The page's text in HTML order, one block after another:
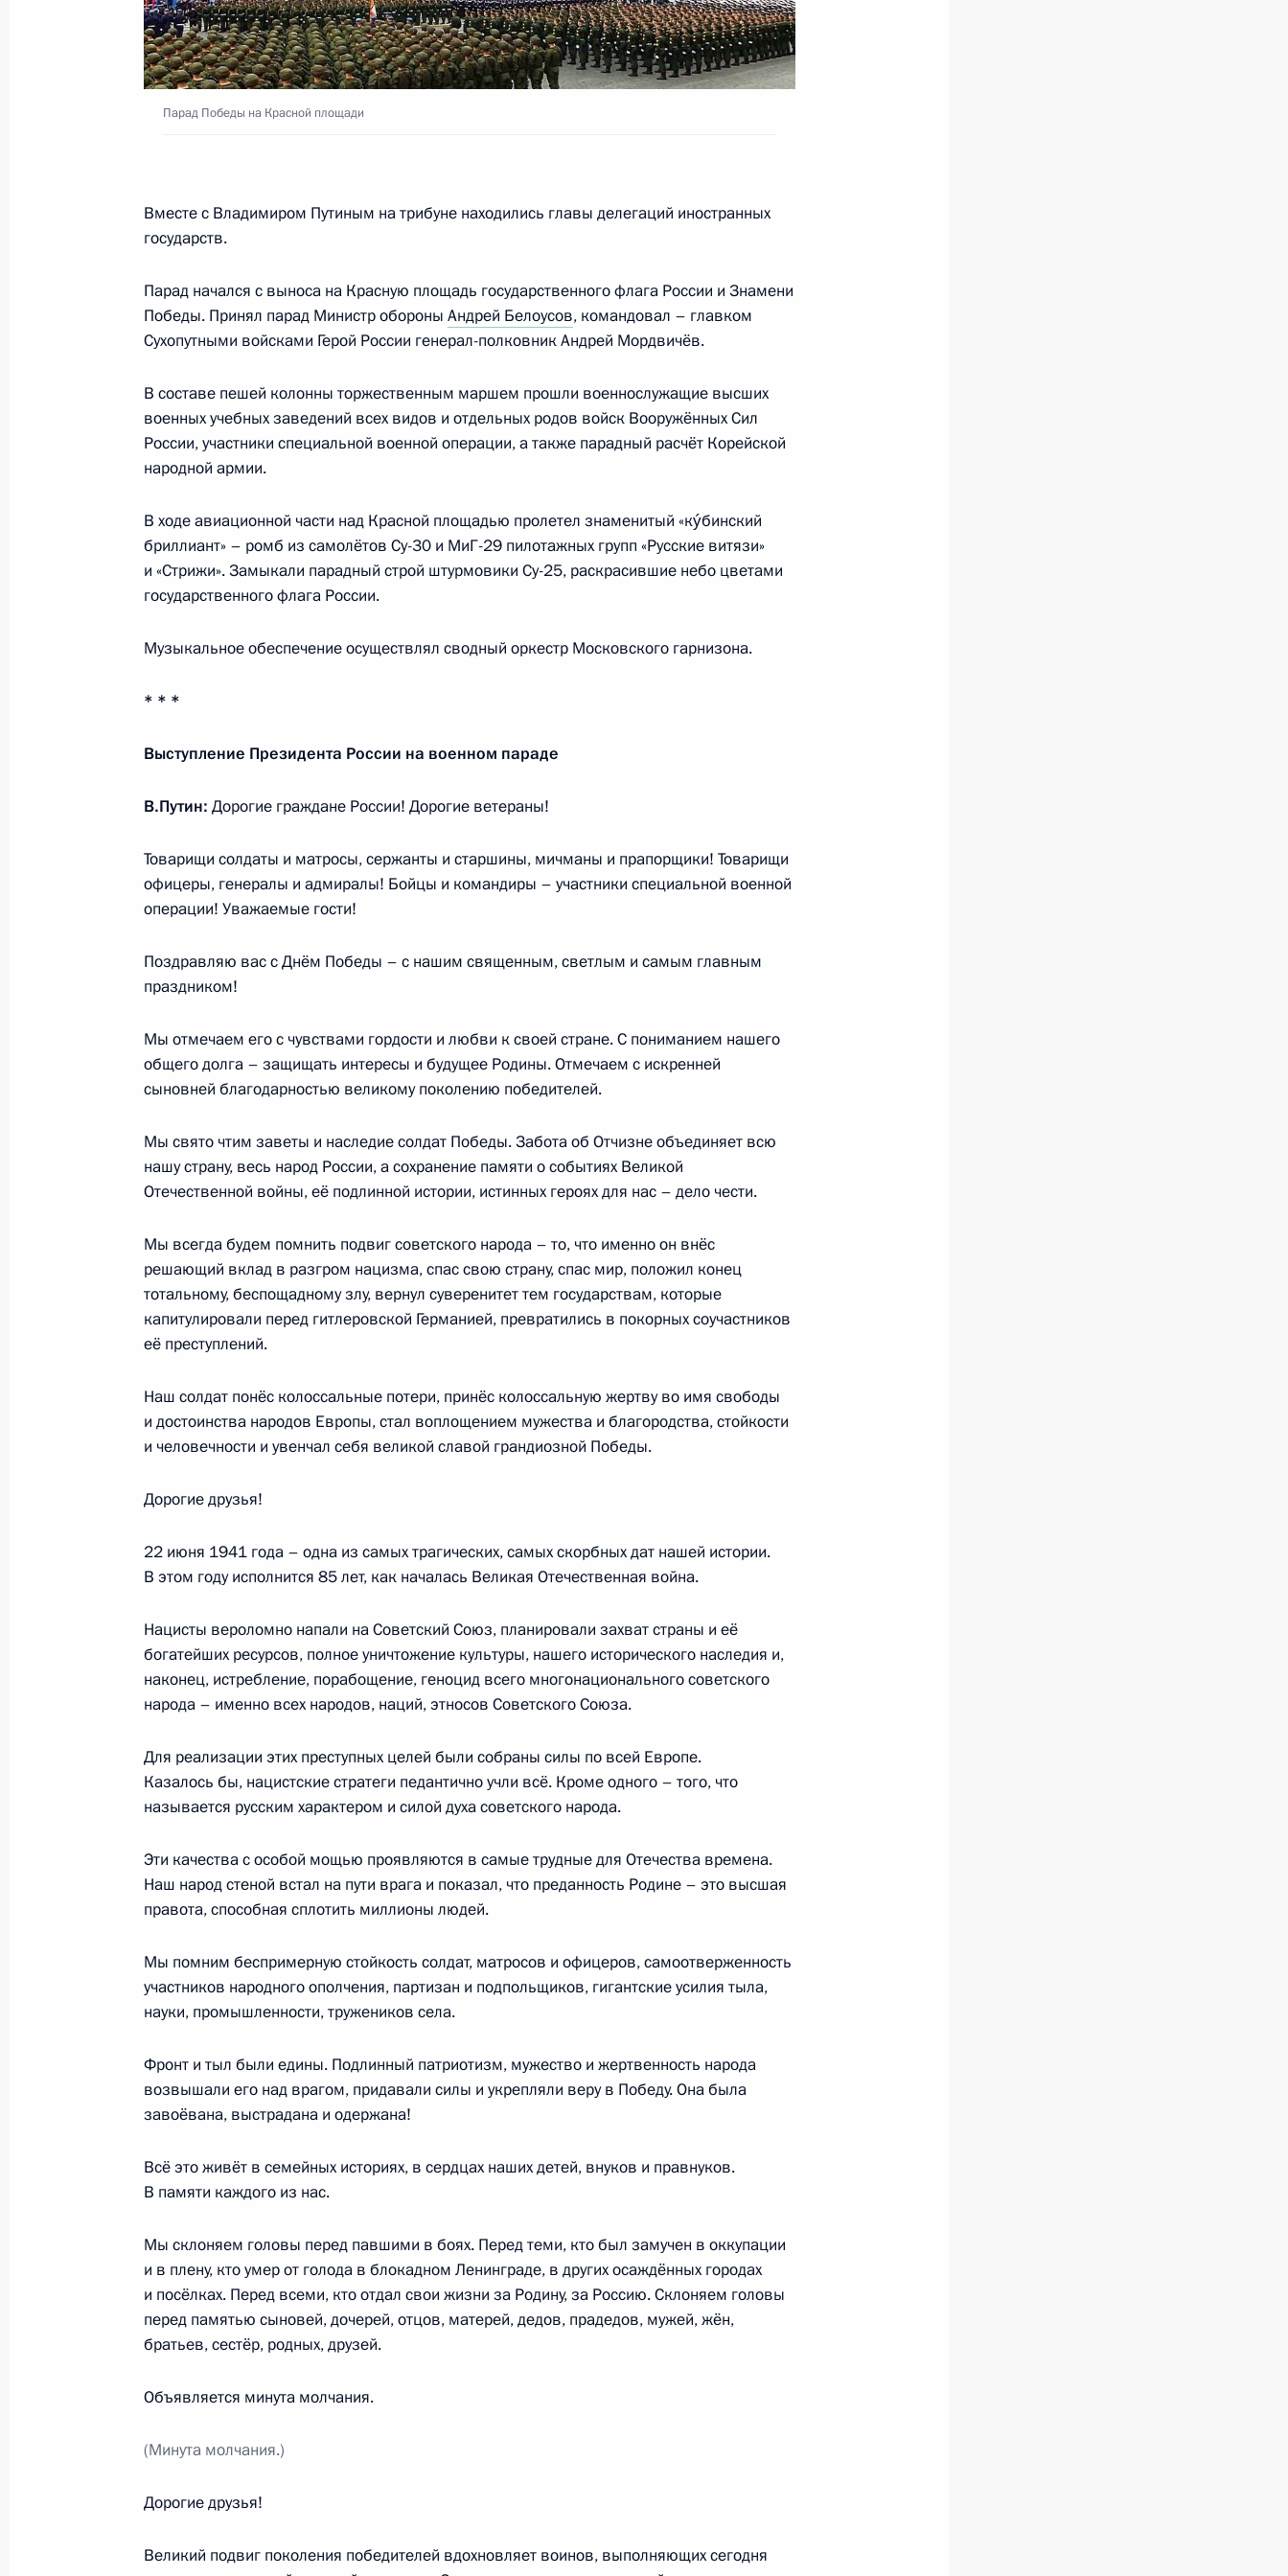
13 мая, среда
13 мая 2026 года, 19:20 Москва, Кремль
Встреча с Александром Шуваевым
13 мая 2026 года, 19:15 Москва, Кремль
Телефонный разговор с Гурбангулы Бердымухамедовым
13 мая 2026 года, 18:50
Посещение Московского института теплотехники
12 мая, вторник
Рабочая встреча с Министром экономического развития
12 мая 2026 года, 20:10 Москва, Кремль
12 мая 2026 года, 16:30
Встреча с Уполномоченным по правам человека Татьяной
Москальковой
Встреча с Верой Гуревич
11 мая 2026 года, 22:00 Москва
Ответы на вопросы журналистов
9 мая 2026 года, 21:45 Москва, Кремль
9 мая 2026 года, 20:30 Москва, Кремль
Встреча с Президентом Республики Абхазия Бадрой Гунбой
9 мая 2026 года, 19:25 Москва, Кремль
6
Встреча с Президентом Республики Сербской Синишей Караном
9 мая 2026 года, 18:45 Москва, Кремль
Встреча с Президентом Лаоса Тхонглуном Сисулитом
Встреча с Верховным правителем Малайзии султаном
Встреча с Премьер-министром Словакии Робертом Фицо
9 мая 2026 года, 13:40 Москва, Кремль
Приём от имени Президента России по случаю Дня Победы
9 мая 2026 года, 11:40 Москва, Кремль
Возложение цветов к Могиле Неизвестного Солдата
9 мая 2026 года, 11:00
9 мая 2026 года, 10:50 Москва, Красная площадь
Парад Победы на Красной площади
Вместе с Владимиром Путиным на трибуне находились главы делегаций иностранных
государств.
Парад начался с выноса на Красную площадь государственного флага России и Знамени
Победы. Принял парад Министр обороны Андрей Белоусов, командовал – главком
Сухопутными войсками Герой России генерал-полковник Андрей Мордвичёв.
В составе пешей колонны торжественным маршем прошли военнослужащие высших
военных учебных заведений всех видов и отдельных родов войск Вооружённых Сил
России, участники специальной военной операции, а также парадный расчёт Корейской
народной армии.
В ходе авиационной части над Красной площадью пролетел знаменитый «кýбинский
бриллиант» – ромб из самолётов Су-30 и МиГ-29 пилотажных групп «Русские витязи»
и «Стрижи». Замыкали парадный строй штурмовики Су-25, раскрасившие небо цветами
государственного флага России.
Музыкальное обеспечение осуществлял сводный оркестр Московского гарнизона.
* * *
Выступление Президента России на военном параде
В.Путин: Дорогие граждане России! Дорогие ветераны!
Товарищи солдаты и матросы, сержанты и старшины, мичманы и прапорщики! Товарищи
офицеры, генералы и адмиралы! Бойцы и командиры – участники специальной военной
операции! Уважаемые гости!
Поздравляю вас с Днём Победы – с нашим священным, светлым и самым главным
праздником!
Мы отмечаем его с чувствами гордости и любви к своей стране. С пониманием нашего
общего долга – защищать интересы и будущее Родины. Отмечаем с искренней
сыновней благодарностью великому поколению победителей.
Мы свято чтим заветы и наследие солдат Победы. Забота об Отчизне объединяет всю
нашу страну, весь народ России, а сохранение памяти о событиях Великой
Отечественной войны, её подлинной истории, истинных героях для нас – дело чести.
Мы всегда будем помнить подвиг советского народа – то, что именно он внёс
решающий вклад в разгром нацизма, спас свою страну, спас мир, положил конец
тотальному, беспощадному злу, вернул суверенитет тем государствам, которые
капитулировали перед гитлеровской Германией, превратились в покорных соучастников
её преступлений.
Наш солдат понёс колоссальные потери, принёс колоссальную жертву во имя свободы
и достоинства народов Европы, стал воплощением мужества и благородства, стойкости
и человечности и увенчал себя великой славой грандиозной Победы.
Дорогие друзья!
22 июня 1941 года – одна из самых трагических, самых скорбных дат нашей истории.
В этом году исполнится 85 лет, как началась Великая Отечественная война.
Нацисты вероломно напали на Советский Союз, планировали захват страны и её
богатейших ресурсов, полное уничтожение культуры, нашего исторического наследия и,
наконец, истребление, порабощение, геноцид всего многонационального советского
народа – именно всех народов, наций, этносов Советского Союза.
Для реализации этих преступных целей были собраны силы по всей Европе.
Казалось бы, нацистские стратеги педантично учли всё. Кроме одного – того, что
называется русским характером и силой духа советского народа.
Эти качества с особой мощью проявляются в самые трудные для Отечества времена.
Наш народ стеной встал на пути врага и показал, что преданность Родине – это высшая
правота, способная сплотить миллионы людей.
Мы помним беспримерную стойкость солдат, матросов и офицеров, самоотверженность
участников народного ополчения, партизан и подпольщиков, гигантские усилия тыла,
науки, промышленности, тружеников села.
Фронт и тыл были едины. Подлинный патриотизм, мужество и жертвенность народа
возвышали его над врагом, придавали силы и укрепляли веру в Победу. Она была
завоёвана, выстрадана и одержана!
Всё это живёт в семейных историях, в сердцах наших детей, внуков и правнуков.
В памяти каждого из нас.
Мы склоняем головы перед павшими в боях. Перед теми, кто был замучен в оккупации
и в плену, кто умер от голода в блокадном Ленинграде, в других осаждённых городах
и посёлках. Перед всеми, кто отдал свои жизни за Родину, за Россию. Склоняем головы
перед памятью сыновей, дочерей, отцов, матерей, дедов, прадедов, мужей, жён,
братьев, сестёр, родных, друзей.
Объявляется минута молчания.
(Минута молчания.)
Дорогие друзья!
Великий подвиг поколения победителей вдохновляет воинов, выполняющих сегодня